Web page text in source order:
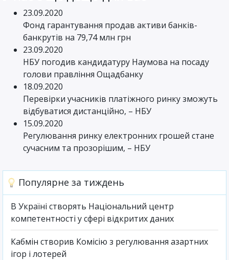
23.09.2020
Фонд гарантування продав активи банків-
банкрутів на 79,74 млн грн
23.09.2020
НБУ погодив кандидатуру Наумова на посаду
голови правління Ощадбанку
18.09.2020
Перевірки учасників платіжного ринку зможуть
відбуватися дистанційно, – НБУ
15.09.2020
Регулювання ринку електронних грошей стане
сучасним та прозорішим, – НБУ
Популярне за тиждень
В Україні створять Національний центр
компетентності у сфері відкритих даних
Кабмін створив Комісію з регулювання азартних
ігор і лотерей